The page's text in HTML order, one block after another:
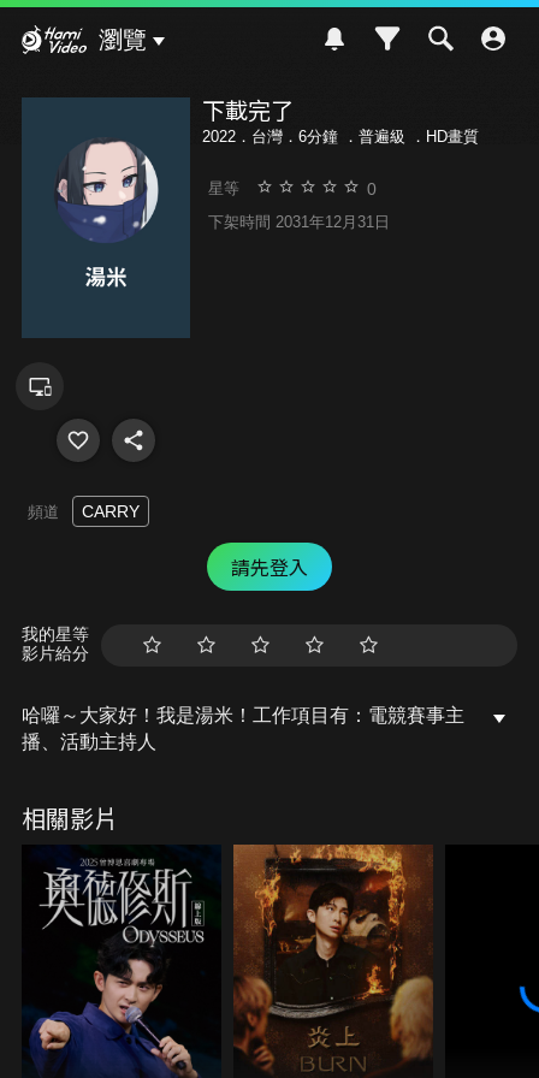
瀏覽
下載完了
2022．台灣．6分鐘 ． 普遍級 ．HD畫質
星等 0
下架時間 2031年12月31日
頻道 CARRY
請先登入
我的星等
影片給分
哈囉～大家好！我是湯米！工作項目有：電競賽事主
播、活動主持人
相關影片